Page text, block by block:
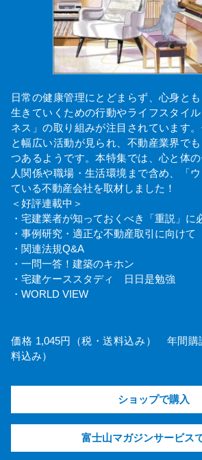
日常の健康管理にとどまらず、心身と
生きていくための行動やライフスタイ
ネス」の取り組みが注目されています
と幅広い活動が見られ、不動産業界で
つあるようです。本特集では、心と体
人関係や職場・生活環境まで含め、「
ている不動産会社を取材しました！
＜好評連載中＞
・宅建業者が知っておくべき「重説」に
・事例研究・適正な不動産取引に向けて
・関連法規Q&A
・一問一答！建築のキホン
・宅建ケーススタディ 日日是勉強
・WORLD VIEW
価格 1,045円（税・送料込み） 年間購
料込み）
ショップで購入
富士山マガジンサービス